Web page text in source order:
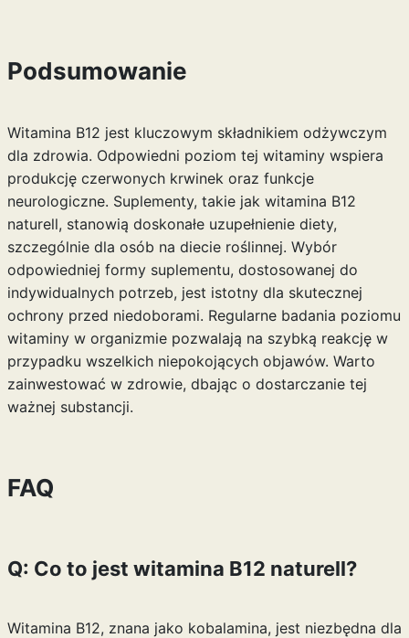
Podsumowanie
Witamina B12 jest kluczowym składnikiem odżywczym
dla zdrowia. Odpowiedni poziom tej witaminy wspiera
produkcję czerwonych krwinek oraz funkcje
neurologiczne. Suplementy, takie jak witamina B12
naturell, stanowią doskonałe uzupełnienie diety,
szczególnie dla osób na diecie roślinnej. Wybór
odpowiedniej formy suplementu, dostosowanej do
indywidualnych potrzeb, jest istotny dla skutecznej
ochrony przed niedoborami. Regularne badania poziomu
witaminy w organizmie pozwalają na szybką reakcję w
przypadku wszelkich niepokojących objawów. Warto
zainwestować w zdrowie, dbając o dostarczanie tej
ważnej substancji.
FAQ
Q: Co to jest witamina B12 naturell?
Witamina B12, znana jako kobalamina, jest niezbędna dla